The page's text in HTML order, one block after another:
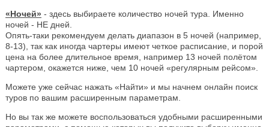
«Ночей» - здесь выбираете количество ночей тура. Именно
ночей - НЕ дней.
Опять-таки рекомендуем делать диапазон в 5 ночей (например,
8-13), так как иногда чартеры имеют четкое расписание, и порой
цена на более длительное время, например 13 ночей полётом
чартером, окажется ниже, чем 10 ночей «регулярным рейсом».
Можете уже сейчас нажать «Найти» и мы начнем онлайн поиск
туров по вашим расширенным параметрам.
Но вы так же можете воспользоваться удобными расширенными